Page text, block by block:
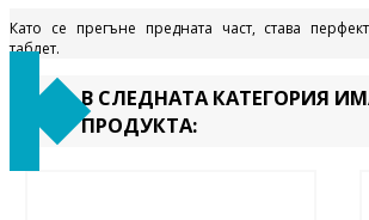
Като се прегъне предната част, става
таблет.
В СЛЕДНАТА КАТЕГОРИЯ
ПРОДУКТА: